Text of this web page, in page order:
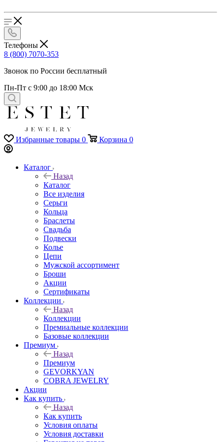
Телефоны
8 (800) 7070-353
Звонок по России бесплатный
Пн-Пт с 9:00 до 18:00 Мск
Избранные товары 0 Корзина 0
Каталог
Назад
Каталог
Все изделия
Серьги
Кольца
Браслеты
Свадьба
Подвески
Колье
Цепи
Мужской ассортимент
Броши
Акции
Сертификаты
Коллекции
Назад
Коллекции
Премиальные коллекции
Базовые коллекции
Премиум
Назад
Премиум
GEVORKYAN
COBRA JEWELRY
Акции
Как купить
Назад
Как купить
Условия оплаты
Условия доставки